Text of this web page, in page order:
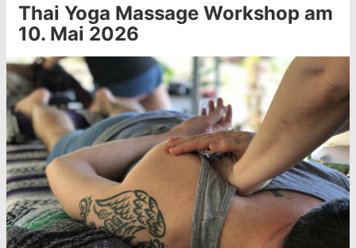
Thai Yoga Massage Workshop am
10. Mai 2026